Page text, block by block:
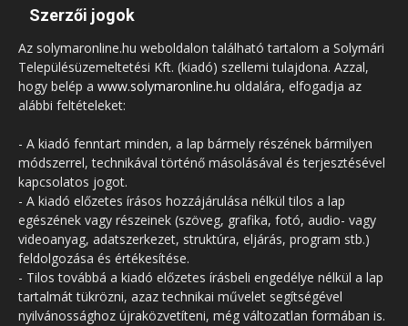
Szerzői jogok
Az solymaronline.hu weboldalon található tartalom a Solymári
Településüzemeltetési Kft. (kiadó) szellemi tulajdona. Azzal,
hogy belép a www.solymaronline.hu oldalára, elfogadja az
alábbi feltételeket:
- A kiadó fenntart minden, a lap bármely részének bármilyen
módszerrel, technikával történő másolásával és terjesztésével
kapcsolatos jogot.
- A kiadó előzetes írásos hozzájárulása nélkül tilos a lap
egészének vagy részeinek (szöveg, grafika, fotó, audio- vagy
videoanyag, adatszerkezet, struktúra, eljárás, program stb.)
feldolgozása és értékesítése.
- Tilos továbbá a kiadó előzetes írásbeli engedélye nélkül a lap
tartalmát tükrözni, azaz technikai művelet segítségével
nyilvánossághoz újraközvetíteni, még változatlan formában is.